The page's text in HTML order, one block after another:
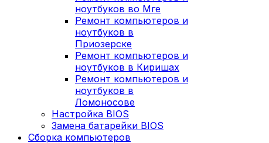
ноутбуков во Мге
Ремонт компьютеров и
ноутбуков в
Приозерске
Ремонт компьютеров и
ноутбуков в Киришах
Ремонт компьютеров и
ноутбуков в
Ломоносове
Настройка BIOS
Замена батарейки BIOS
Сборка компьютеров